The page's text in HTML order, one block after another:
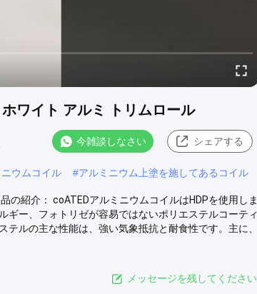
ワイト アルミ トリムロール
今雑談しなさい シェアする
ウムコイル #アルミニウム上塗を施してあるコイル
紹介： coATEDアルミニウムコイルはHDPを使用しま
ー、フォトリゼが容易ではないポリエステルコーティ
ルの主な性能は、強い気象抵抗と耐食性です。主に、
メッセージを残してください.